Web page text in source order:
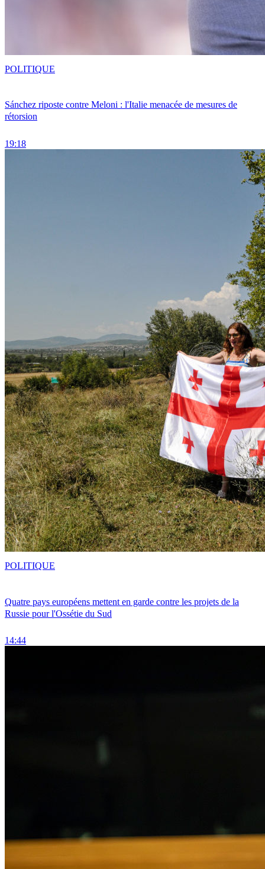
Sánchez riposte contre Meloni : l'Italie menacée de mesures de
rétorsion
19:18
POLITIQUE
Quatre pays européens mettent en garde contre les projets de la
Russie pour l'Ossétie du Sud
14:44
POLITIQUE